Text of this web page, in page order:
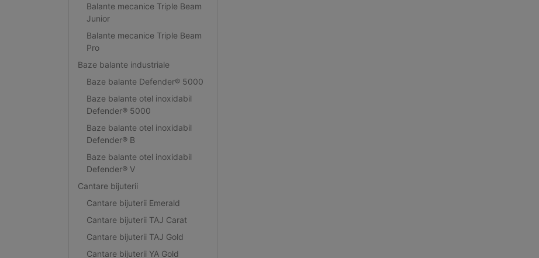
Balante mecanice Triple Beam
Junior
Balante mecanice Triple Beam
Pro
Baze balante industriale
Baze balante Defender® 5000
Baze balante otel inoxidabil
Defender® 5000
Baze balante otel inoxidabil
Defender® B
Baze balante otel inoxidabil
Defender® V
Cantare bijuterii
Cantare bijuterii Emerald
Cantare bijuterii TAJ Carat
Cantare bijuterii TAJ Gold
Cantare bijuterii YA Gold